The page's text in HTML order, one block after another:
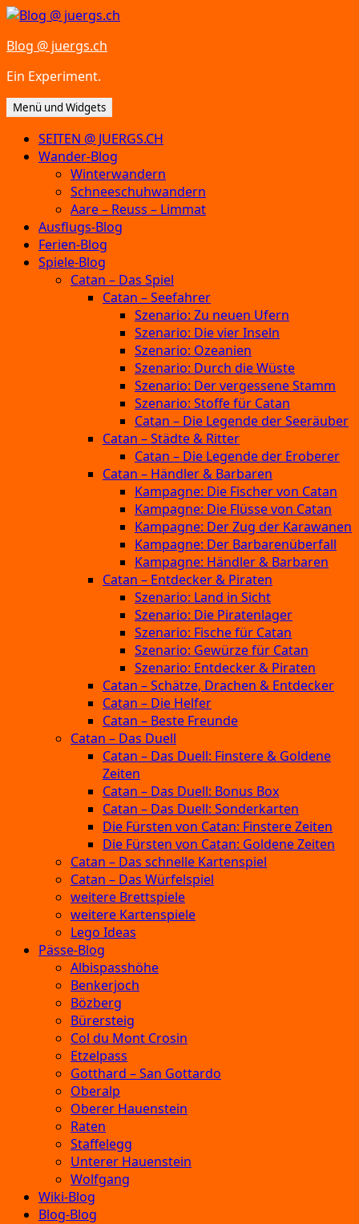
Zum
springen
Blog @ juergs.ch
Ein Experiment.
Menü und Widgets
SEITEN @ JUERGS.CH
Wander-Blog
Winterwandern
Schneeschuhwandern
Aare – Reuss – Limmat
Ausflugs-Blog
Ferien-Blog
Spiele-Blog
Catan – Das Spiel
Catan – Seefahrer
Szenario: Zu neuen Ufern
Szenario: Die vier Inseln
Szenario: Ozeanien
Szenario: Durch die Wüste
Szenario: Der vergessene Stamm
Szenario: Stoffe für Catan
Catan – Die Legende der Seeräuber
Catan – Städte & Ritter
Catan – Die Legende der Eroberer
Catan – Händler & Barbaren
Kampagne: Die Fischer von Catan
Kampagne: Die Flüsse von Catan
Kampagne: Der Zug der Karawanen
Kampagne: Der Barbarenüberfall
Kampagne: Händler & Barbaren
Catan – Entdecker & Piraten
Szenario: Land in Sicht
Szenario: Die Piratenlager
Szenario: Fische für Catan
Szenario: Gewürze für Catan
Szenario: Entdecker & Piraten
Catan – Schätze, Drachen & Entdecker
Catan – Die Helfer
Catan – Beste Freunde
Catan – Das Duell
Catan – Das Duell: Finstere & Goldene
Zeiten
Catan – Das Duell: Bonus Box
Catan – Das Duell: Sonderkarten
Die Fürsten von Catan: Finstere Zeiten
Die Fürsten von Catan: Goldene Zeiten
Catan – Das schnelle Kartenspiel
Catan – Das Würfelspiel
weitere Brettspiele
weitere Kartenspiele
Lego Ideas
Pässe-Blog
Albispasshöhe
Benkerjoch
Bözberg
Bürersteig
Col du Mont Crosin
Etzelpass
Gotthard – San Gottardo
Oberalp
Oberer Hauenstein
Raten
Staffelegg
Unterer Hauenstein
Wolfgang
Wiki-Blog
Blog-Blog